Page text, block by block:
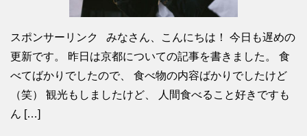
スポンサーリンク みなさん、こんにちは！ 今日も遅めの
更新です。 昨日は京都についての記事を書きました。 食
べてばかりでしたので、 食べ物の内容ばかりでしたけど
（笑） 観光もしましたけど、 人間食べること好きですも
ん […]